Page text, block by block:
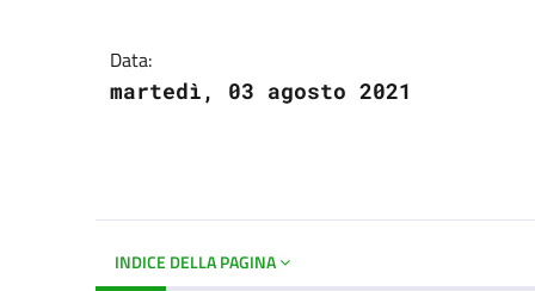
Data:
martedì, 03 agosto 2021
INDICE DELLA PAGINA